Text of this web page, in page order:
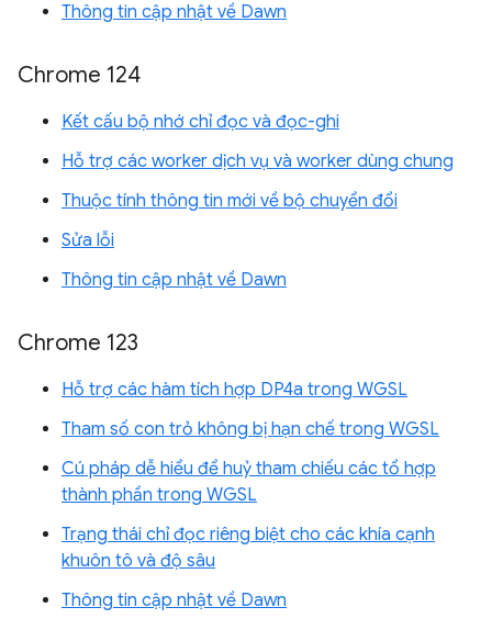
Thông tin cập nhật về Dawn
Chrome 124
Kết cấu bộ nhớ chỉ đọc và đọc-ghi
Hỗ trợ các worker dịch vụ và worker dùng chung
Thuộc tính thông tin mới về bộ chuyển đổi
Sửa lỗi
Thông tin cập nhật về Dawn
Chrome 123
Hỗ trợ các hàm tích hợp DP4a trong WGSL
Tham số con trỏ không bị hạn chế trong WGSL
Cú pháp dễ hiểu để huỷ tham chiếu các tổ hợp
thành phần trong WGSL
Trạng thái chỉ đọc riêng biệt cho các khía cạnh
khuôn tô và độ sâu
Thông tin cập nhật về Dawn